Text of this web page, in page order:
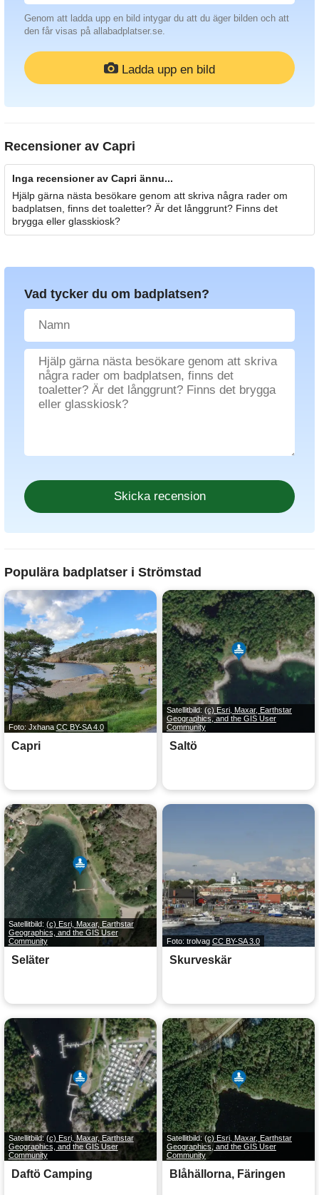
Genom att ladda upp en bild intygar du att du äger bilden och att
den får visas på allabadplatser.se.
Ladda upp en bild
Recensioner av Capri
Inga recensioner av Capri ännu...
Hjälp gärna nästa besökare genom att skriva några rader om
badplatsen, finns det toaletter? Är det långgrunt? Finns det
brygga eller glasskiosk?
Vad tycker du om badplatsen?
Populära badplatser i Strömstad
Foto: Jxhana CC BY-SA 4.0
Capri
Satellitbild: (c) Esri, Maxar, Earthstar
Geographics, and the GIS User
Community
Saltö
Satellitbild: (c) Esri, Maxar, Earthstar
Geographics, and the GIS User
Community
Seläter
Foto: trolvag CC BY-SA 3.0
Skurveskär
Satellitbild:(c) Esri, Maxar, Earthstar
Geographics, and the GIS User
Community
Daftö Camping
Satellitbild:(c) Esri, Maxar, Earthstar
Geographics, and the GIS User
Community
Blåhällorna, Färingen